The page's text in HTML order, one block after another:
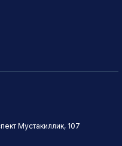
Мустакиллик, 107